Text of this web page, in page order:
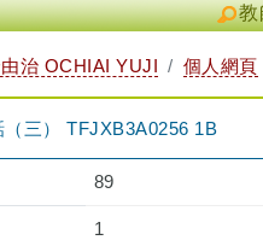
教
治 OCHIAI YUJI 個人網頁
（三） TFJXB3A0256 1B
89
1